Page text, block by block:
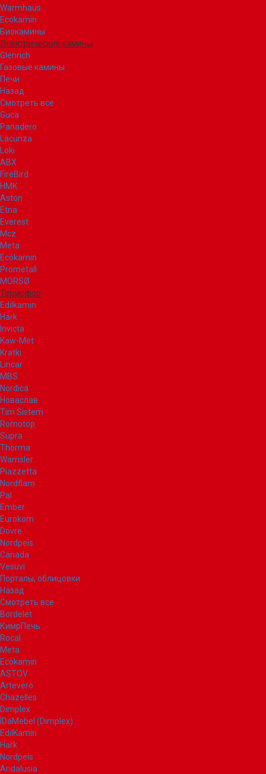
Warmhaus
Ecokamin
Биокамины
Электрические камины
Glenrich
Газовые камины
Печи
Назад
Смотреть все
Guca
Panadero
Lacunza
Loki
ABX
FireBird
НМК
Aston
Etna
Everest
Mcz
Meta
Ecokamin
Prometall
MORSØ
Термофор
Edilkamin
Hark
Invicta
Kaw-Met
Kratki
Lincar
MBS
Nordica
Новаслав
Tim Sistem
Romotop
Supra
Thorma
Wamsler
Piazzetta
Nordflam
Pal
Ember
Eurokom
Dovre
Nordpeis
Canada
Vesuvi
Порталы, облицовки
Назад
Смотреть все
Bordelet
КимрПечь
Rocal
Meta
Ecokamin
ASTOV
Artevero
Chazelles
Dimplex
IDaMebel (Dimplex)
EdilKamin
Hark
Nordpeis
Andalusia